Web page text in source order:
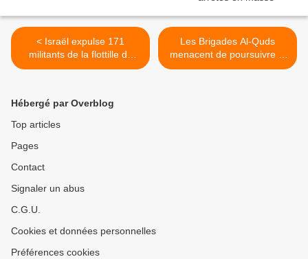
< Israël expulse 171
militants de la flottille de
Gaza vers la Grèce et la
Les Brigades Al-Quds
menacent de poursuivre le
combat si une trêve n’est
Hébergé par Overblog
Top articles
Pages
Contact
Signaler un abus
C.G.U.
Cookies et données personnelles
Préférences cookies